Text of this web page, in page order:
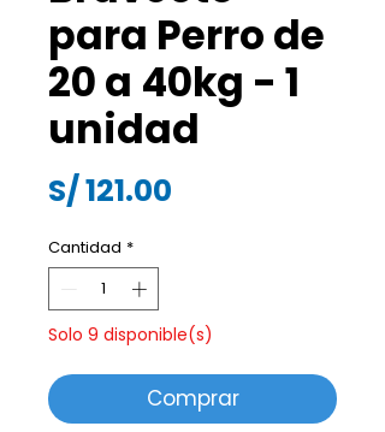
para Perro de
20 a 40kg - 1
unidad
S/ 121.00
Cantidad *
Solo 9 disponible(s)
Comprar